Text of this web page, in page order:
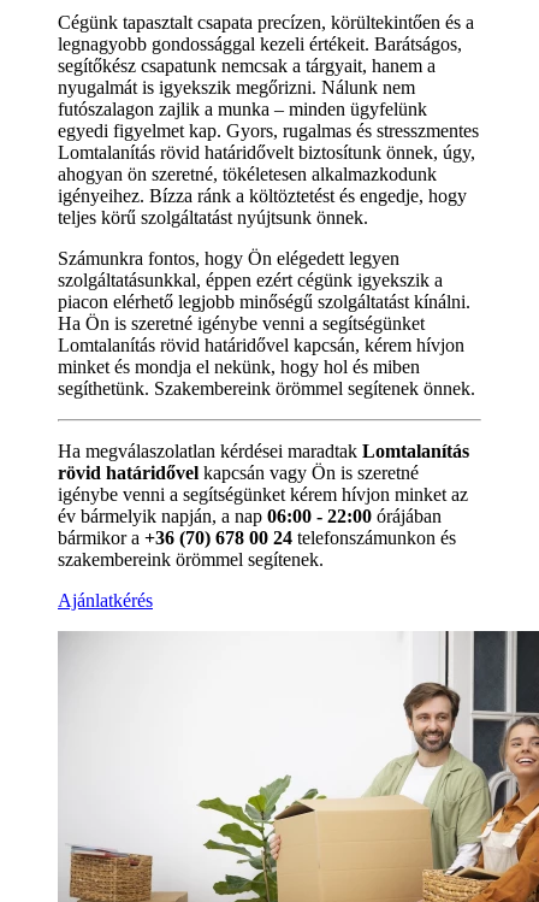
Cégünk tapasztalt csapata precízen, körültekintően és a
legnagyobb gondossággal kezeli értékeit. Barátságos,
segítőkész csapatunk nemcsak a tárgyait, hanem a
nyugalmát is igyekszik megőrizni. Nálunk nem
futószalagon zajlik a munka – minden ügyfelünk
egyedi figyelmet kap. Gyors, rugalmas és stresszmentes
Lomtalanítás rövid határidővelt biztosítunk önnek, úgy,
ahogyan ön szeretné, tökéletesen alkalmazkodunk
igényeihez. Bízza ránk a költöztetést és engedje, hogy
teljes körű szolgáltatást nyújtsunk önnek.
Számunkra fontos, hogy Ön elégedett legyen
szolgáltatásunkkal, éppen ezért cégünk igyekszik a
piacon elérhető legjobb minőségű szolgáltatást kínálni.
Ha Ön is szeretné igénybe venni a segítségünket
Lomtalanítás rövid határidővel kapcsán, kérem hívjon
minket és mondja el nekünk, hogy hol és miben
segíthetünk. Szakembereink örömmel segítenek önnek.
Ha megválaszolatlan kérdései maradtak Lomtalanítás
rövid határidővel kapcsán vagy Ön is szeretné
igénybe venni a segítségünket kérem hívjon minket az
év bármelyik napján, a nap 06:00 - 22:00 órájában
bármikor a +36 (70) 678 00 24 telefonszámunkon és
szakembereink örömmel segítenek.
Ajánlatkérés